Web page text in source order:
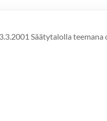
Säätytalolla